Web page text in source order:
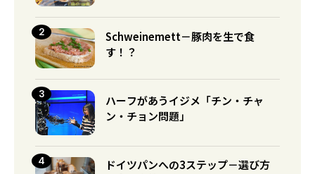
Schweinemett－豚肉を生で食
す！？
ハーフがあうイジメ「チン・チャ
ン・チョン問題」
ドイツパンへの3ステップ－選び方